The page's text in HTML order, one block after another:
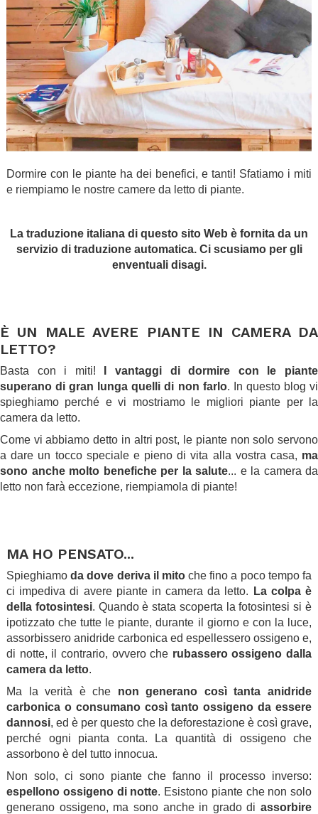
Dormire con le piante ha dei benefici, e tanti! Sfatiamo i miti
e riempiamo le nostre camere da letto di piante.
La traduzione italiana di questo sito Web è fornita da un
servizio di traduzione automatica. Ci scusiamo per gli
enventuali disagi.
È UN MALE AVERE PIANTE IN CAMERA DA
LETTO?
Basta con i miti!
I vantaggi di dormire con le piante
superano di gran lunga quelli di non farlo. In questo blog vi
spieghiamo perché e vi mostriamo le migliori piante per la
camera da letto.
Come vi abbiamo detto in altri post, le piante non solo servono
a dare un tocco speciale e pieno di vita alla vostra casa, ma
sono anche molto benefiche per la salute... e la camera da
letto non farà eccezione, riempiamola di piante!
MA HO PENSATO...
Spieghiamoda dove deriva il mitoche fino a poco tempo fa
ci impediva di avere piante in camera da letto.
La colpa è
della fotosintesi. Quando è stata scoperta la fotosintesi si è
ipotizzato che tutte le piante, durante il giorno e con la luce,
assorbissero anidride carbonica ed espellessero ossigeno e,
di notte, il contrario, ovvero che rubassero ossigeno dalla
camera da letto.
Ma la verità è che non generano così tanta anidride
carbonica o consumano così tanto ossigeno da essere
dannosi, ed è per questo che la deforestazione è così grave,
perché ogni pianta conta. La quantità di ossigeno che
assorbono è del tutto innocua.
Non solo, ci sono piante che fanno il processo inverso:
espellono ossigeno di notte. Esistono piante che non solo
generano ossigeno, ma sono anche in grado di assorbire